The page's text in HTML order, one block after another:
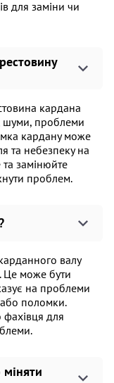
для заміни чи
кардана
шуми, проблеми
кардану може
та небезпеку на
та замінюйте
проблем.
валу
Це може бути
на проблеми
поломки.
фахівця для